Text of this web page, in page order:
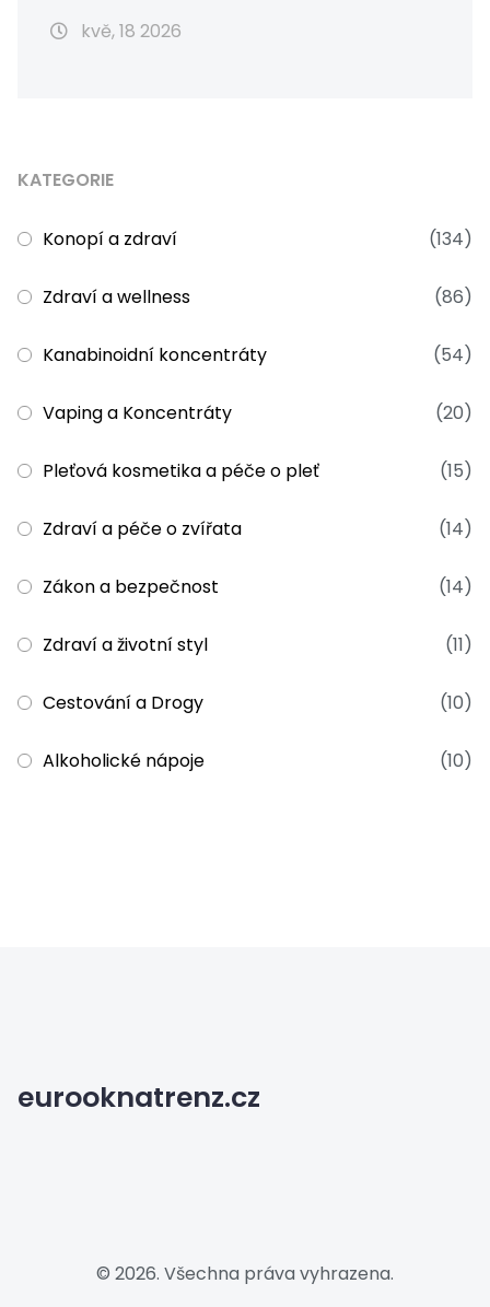
kvě, 18 2026
KATEGORIE
Konopí a zdraví (134)
Zdraví a wellness (86)
Kanabinoidní koncentráty (54)
Vaping a Koncentráty (20)
Pleťová kosmetika a péče o pleť (15)
Zdraví a péče o zvířata (14)
Zákon a bezpečnost (14)
Zdraví a životní styl (11)
Cestování a Drogy (10)
Alkoholické nápoje (10)
eurooknatrenz.cz
© 2026. Všechna práva vyhrazena.